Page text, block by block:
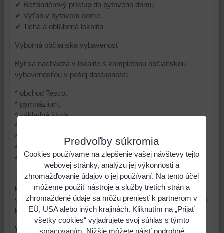
✔ Bezbariérový prístup do bytového domu
✔ Výťah v bytovom dome
✔ Tichá a obľúbená lokalita
Výborná občianska vybavenosť
Byt sa nachádza v lokalite s kompletnou občianskou
vybavenosťou v pešej dostupnosti:
* obchod Tesco,
* gymnázium,
* základná škola,
* materská škola,
* zastávky MHD,
* športoviská a možnosti voľnočasových aktivít,
* ďalšie služby a obchody.
Táto nehnuteľnosť predstavuje ideálnu voľbu pre rodinu,
ktorá hľadá komfortné bývanie s dostatkom priestoru,
výbornou dostupnosťou služieb a príjemným prostredím na
každodenný život.
Výmera :82 m2
Predvoľby súkromia
Cookies používame na zlepšenie vašej návštevy tejto
webovej stránky, analýzu jej výkonnosti a
zhromažďovanie údajov o jej používaní. Na tento účel
môžeme použiť nástroje a služby tretích strán a
zhromaždené údaje sa môžu preniesť k partnerom v
EÚ, USA alebo iných krajinách. Kliknutím na „Prijať
všetky cookies“ vyjadrujete svoj súhlas s týmto
spracovaním. Nižšie môžete nájsť podrobné